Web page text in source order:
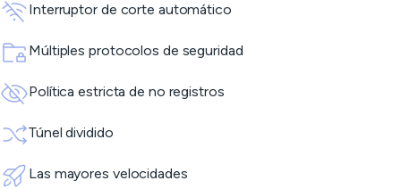
Interruptor de corte automático
Múltiples protocolos de seguridad
Política estricta de no registros
Túnel dividido
Las mayores velocidades